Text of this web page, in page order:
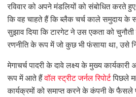
रविवार को अपने मंडलियों को संबोधित करते
कि वह चाहते हैं कि ब्लैक चर्च काले समुदाय के
सुझाव दिया कि टारगेट ने उस एकता को
रणनीति के रूप में जो कुछ भी फंसाया था, उसे
मेगाचर्च पादरी के दावे लक्ष्य के मुख्य कार्यकारी
रूप में आते हैंवॉल स्ट्रीट जर्नल रिपोर्टपिछले
कार्यक्रमों को समाप्त करने के कंपनी के फैसले